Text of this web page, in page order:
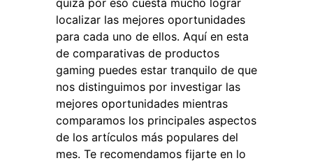
quizá por eso cuesta mucho lograr
localizar las mejores oportunidades
para cada uno de ellos. Aquí en esta
de comparativas de productos
gaming puedes estar tranquilo de que
nos distinguimos por investigar las
mejores oportunidades mientras
comparamos los principales aspectos
de los artículos más populares del
mes. Te recomendamos fijarte en lo